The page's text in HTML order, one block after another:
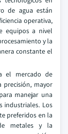
de agua están
operativa,
equipos a nivel
y la
constante el
el mercado de
mayor
manejar una
industriales. Los
preferidos en la
metales y la